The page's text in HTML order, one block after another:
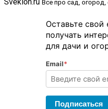
Все про сад,
Оставьте свой
получать
для дачи и
Email*
Подписаться